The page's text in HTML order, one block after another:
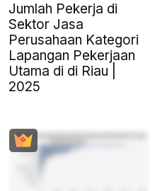
Jumlah Pekerja di
Sektor Jasa
Perusahaan Kategori
Lapangan Pekerjaan
Utama di di Riau |
2025